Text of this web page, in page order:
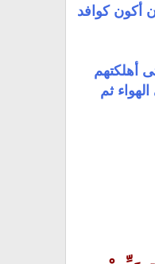
أكون كوافد
أهلكتهم
ثم